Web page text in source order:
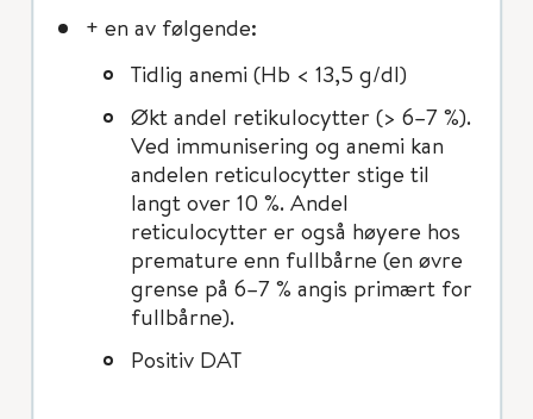
+ en av følgende:
Tidlig anemi (Hb < 13,5 g/dl)
Økt andel retikulocytter (> 6–7 %).
Ved immunisering og anemi kan
andelen reticulocytter stige til
langt over 10 %. Andel
reticulocytter er også høyere hos
premature enn fullbårne (en øvre
grense på 6–7 % angis primært for
fullbårne).
Positiv DAT